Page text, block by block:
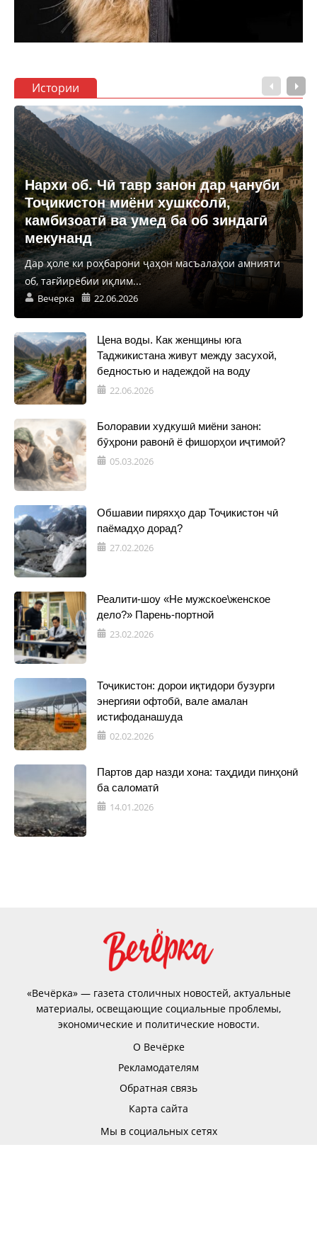
Истории
Нархи об. Чӣ тавр занон дар ҷануби
Тоҷикистон миёни хушксолӣ,
камбизоатӣ ва умед ба об зиндагӣ
мекунанд
Дар ҳоле ки роҳбарони ҷаҳон масъалаҳои амнияти
об, тағйирёбии иқлим...
Вечерка 22.06.2026
Цена воды. Как женщины юга
Таджикистана живут между засухой,
бедностью и надеждой на воду
22.06.2026
Болоравии худкушӣ миёни занон:
бӯҳрони равонӣ ё фишорҳои иҷтимоӣ?
05.03.2026
Обшавии пиряхҳо дар Тоҷикистон чӣ
паёмадҳо дорад?
27.02.2026
Реалити-шоу «Не мужское\женское
дело?» Парень-портной
23.02.2026
Тоҷикистон: дорои иқтидори бузурги
энергияи офтобӣ, вале амалан
истифоданашуда
02.02.2026
Партов дар назди хона: таҳдиди пинҳонӣ
ба саломатӣ
14.01.2026
«Вечёрка» — газета столичных новостей, актуальные
материалы, освещающие социальные проблемы,
экономические и политические новости.
О Вечёрке
Рекламодателям
Обратная связь
Карта сайта
Мы в социальных сетях